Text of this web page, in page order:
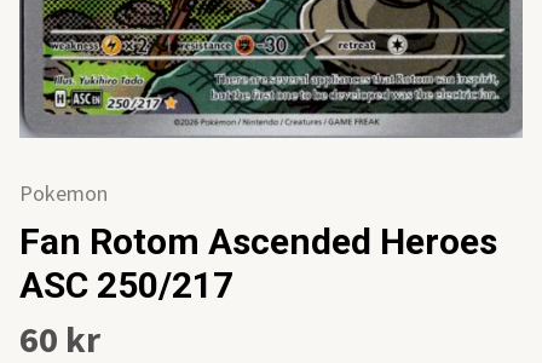
Pokemon
Fan Rotom Ascended Heroes
ASC 250/217
60 kr